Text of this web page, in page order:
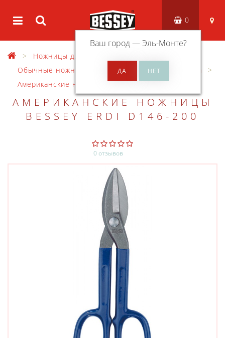
Ваш город —Эль-Монте?
0
Ножницы для резки металла
Обычные ножницы для резки листового металла
Американские ножницы
АМЕРИКАНСКИЕ НОЖНИЦЫ
BESSEY ERDI D146-200
0 отзывов